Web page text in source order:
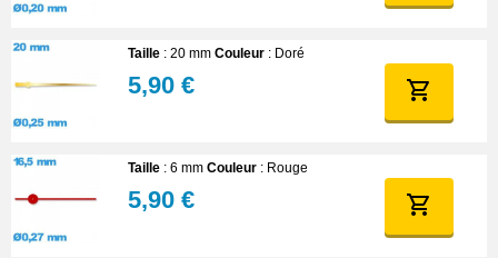
Taille : 20 mm Couleur : Doré
5,90 €
Taille : 6 mm Couleur : Rouge
5,90 €